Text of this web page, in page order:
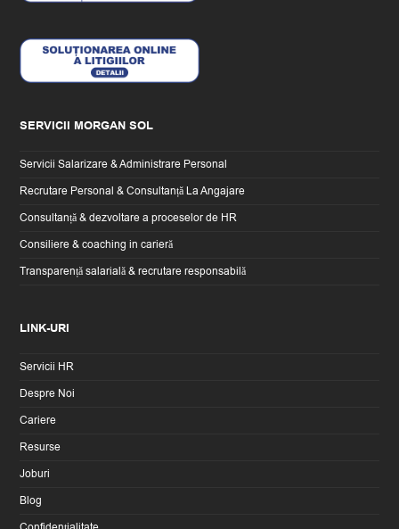
SERVICII MORGAN SOL
Servicii Salarizare & Administrare Personal
Recrutare Personal & Consultanță La Angajare
Consultanță & dezvoltare a proceselor de HR
Consiliere & coaching in carieră
Transparență salarială & recrutare responsabilă
LINK-URI
Servicii HR
Despre Noi
Cariere
Resurse
Joburi
Blog